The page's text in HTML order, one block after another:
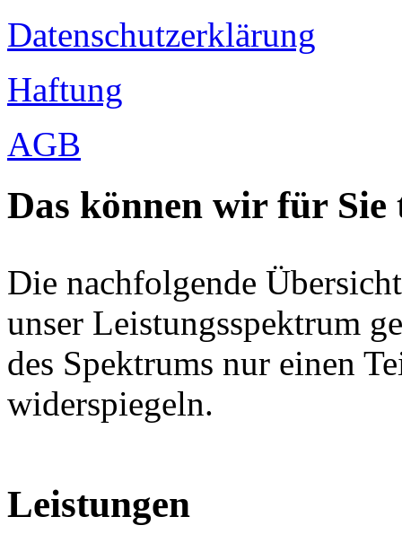
Datenschutzerklärung
Haftung
AGB
Das können wir für Sie
Die nachfolgende
unser Leistungsspektrum
des Spektrums nur einen
widerspiegeln.
Leistungen